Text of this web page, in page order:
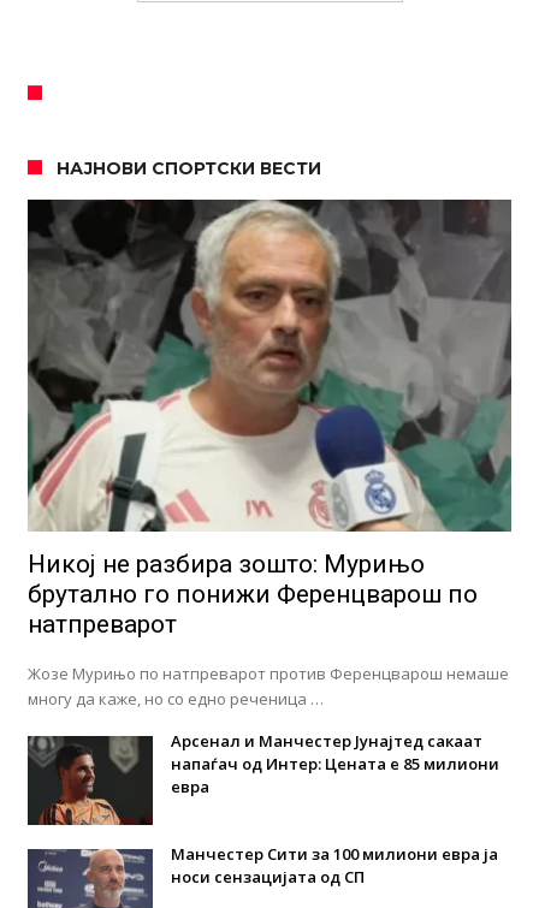
НАЈНОВИ СПОРТСКИ ВЕСТИ
Никој не разбира зошто: Мурињо
брутално го понижи Ференцварош по
натпреварот
Жозе Мурињо по натпреварот против Ференцварош немаше
многу да каже, но со едно реченица …
Арсенал и Манчестер Јунајтед сакаат
напаѓач од Интер: Цената е 85 милиони
евра
Манчестер Сити за 100 милиони евра ја
носи сензацијата од СП